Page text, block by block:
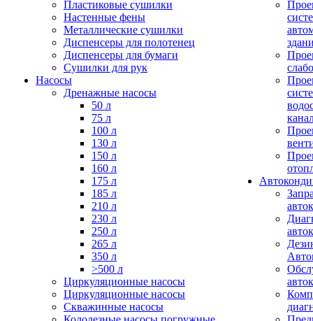
Пластиковые сушилки
Настенные фены
Металлические сушилки
Диспенсеры для полотенец
Диспенсеры для бумаги
Сушилки для рук
Насосы
Дренажные насосы
50 л
75 л
100 л
130 л
150 л
160 л
175 л
185 л
210 л
230 л
250 л
265 л
350 л
>500 л
Циркуляционные насосы
Циркуляционные насосы
Скважинные насосы